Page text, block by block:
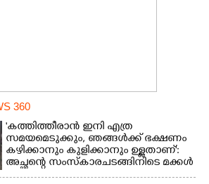
360
'കത്തിത്തീരാൻ ഇനി എത്ര
സമയമെടുക്കും, ഞങ്ങൾക്ക് ഭക്ഷണം
കഴിക്കാനും കുളിക്കാനും ഉള്ളതാണ്':
അച്ഛന്റെ സംസ്കാരചടങ്ങിനിടെ മക്കൾ